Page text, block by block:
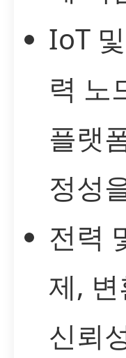
IoT
력 노
플랫
정성
전력
제,
신뢰